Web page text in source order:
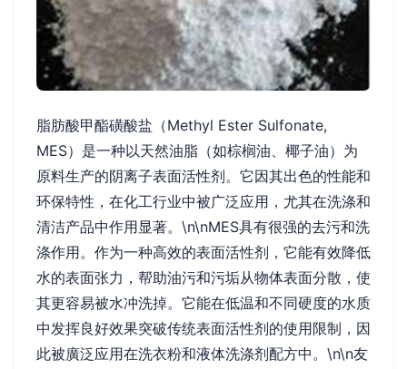
脂肪酸甲酯磺酸盐（Methyl Ester Sulfonate,
MES）是一种以天然油脂（如棕榈油、椰子油）为
原料生产的阴离子表面活性剂。它因其出色的性能和
环保特性，在化工行业中被广泛应用，尤其在洗涤和
清洁产品中作用显著。\n\nMES具有很强的去污和洗
涤作用。作为一种高效的表面活性剂，它能有效降低
水的表面张力，帮助油污和污垢从物体表面分散，使
其更容易被水冲洗掉。它能在低温和不同硬度的水质
中发挥良好效果突破传统表面活性剂的使用限制，因
此被廣泛应用在洗衣粉和液体洗涤剂配方中。\n\n友